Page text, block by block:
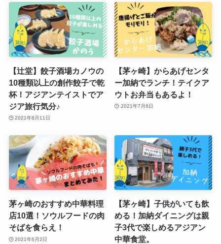
【辻堂】餃子酒場カノウの
10種類以上の創作餃子で乾
杯！アジアンテイストでア
ジア旅行気分♪
2021年8月11日
【茅ヶ崎】からあげセンタ
ー加納でランチ！テイクア
ウトお弁当もあるよ！
2021年7月6日
茅ヶ崎のおすすめ中華料理
店10選！ソウルフードの肉
そばを食らえ！
2021年6月2日
【茅ヶ崎】子供がいても飲
める！加納ダイニングは親
子3代で楽しめるアジアン
中華食堂。